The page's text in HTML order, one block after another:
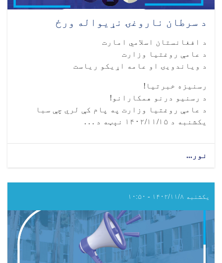
د سرطان ناروغۍ نړیواله ورځ
د افغانستان اسلامي امارت
د عامې روغتیا وزارت
د ویاندویۍ او عامه اړیکو ریاست
رسنیزه خبرتیا!
د رسنیو درنو همکارانو!
د عامې روغتیا وزارت په پام کې لري چې سبا
یکشنبه د ۱۴۰۲/۱۱/۱۵ نېټه د . . .
نور...
ناروغۍ
نړیواله یکشنبه ۱۴۰۲/۱۱/۸ - ۱۰:۵۰